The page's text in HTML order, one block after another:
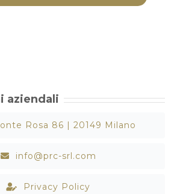
aziendali
Rosa 86 | 20149 Milano
info@prc-srl.com
Privacy Policy